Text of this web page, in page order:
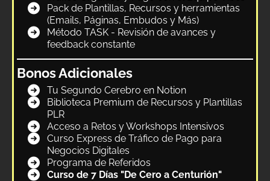
Pack de Plantillas, Recursos y herramientas
(Emails, Páginas, Embudos y Más)
Método TASK - Revisión de avances y
feedback constante
Bonos Adicionales
Tu Segundo Cerebro en Notion
Biblioteca Premium de Recursos y Plantillas
PLR
Acceso a Retos y Workshops Intensivos
Curso Express de Tráfico de Pago para
Negocios Digitales
Programa de Referidos
Curso de 7 Días "De Cero a Centurión"